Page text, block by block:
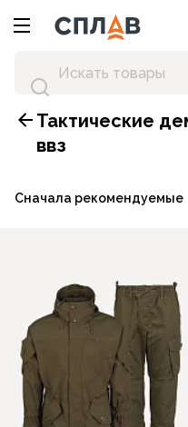
Тактические
ввз
Сначала рекомендуемые